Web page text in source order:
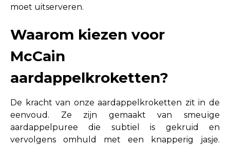
moet uitserveren.
Waarom kiezen voor
McCain
aardappelkroketten?
De kracht van onze aardappelkroketten zit in de
eenvoud. Ze zijn gemaakt van smeuïge
aardappelpuree die subtiel is gekruid en
vervolgens omhuld met een knapperig jasje.